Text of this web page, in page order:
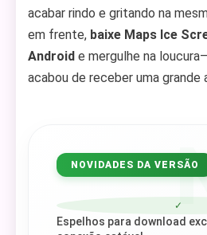
acabar rindo e gritando na
em frente, baixe Maps Ice
Android e mergulhe na
acabou de receber uma grande
NOVIDADES DA VERSÃO
✓
Espelhos para download